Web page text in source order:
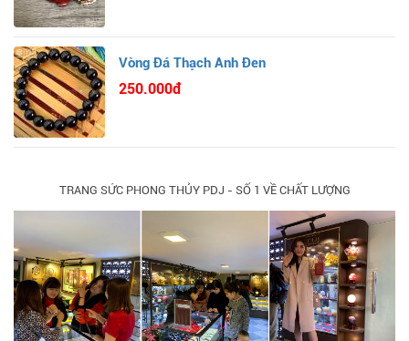
Vòng Đá Thạch Anh Đen
250.000đ
TRANG SỨC PHONG THỦY PDJ - SỐ 1 VỀ CHẤT LƯỢNG